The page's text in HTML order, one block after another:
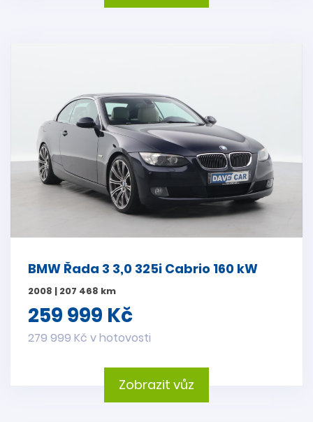
BMW Řada 3 3,0 325i Cabrio 160 kW
2008 | 207 468 km
259 999 Kč
279 999 Kč v hotovosti
Zobrazit vůz